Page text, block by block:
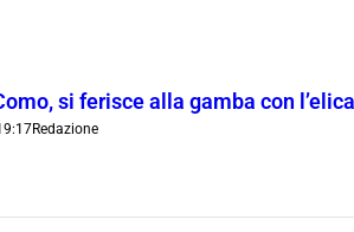
si ferisce alla gamba con
Redazione